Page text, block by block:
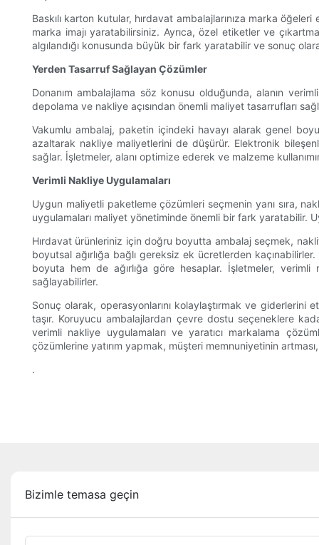
Baskılı karton kutular, hırdavat ambalajlarınıza marka
marka imajı yaratabilirsiniz. Ayrıca, özel etiketler ve
algılandığı konusunda büyük bir fark yaratabilir ve sonuç
Yerden Tasarruf Sağlayan Çözümler
Donanım ambalajlama söz konusu olduğunda, alanın
depolama ve nakliye açısından önemli maliyet tasarrufları
Vakumlu ambalaj, paketin içindeki havayı alarak genel
azaltarak nakliye maliyetlerini de düşürür. Elektronik
sağlar. İşletmeler, alanı optimize ederek ve malzeme
Verimli Nakliye Uygulamaları
Uygun maliyetli paketleme çözümleri seçmenin yanı sıra,
uygulamaları maliyet yönetiminde önemli bir fark yaratabilir.
Hırdavat ürünleriniz için doğru boyutta ambalaj seçmek,
boyutsal ağırlığa bağlı gereksiz ek ücretlerden
boyuta hem de ağırlığa göre hesaplar. İşletmeler, verimli
sağlayabilirler.
Sonuç olarak, operasyonlarını kolaylaştırmak ve
taşır. Koruyucu ambalajlardan çevre dostu seçeneklere
verimli nakliye uygulamaları ve yaratıcı markalama
çözümlerine yatırım yapmak, müşteri memnuniyetinin
.
Bizimle temasa geçin